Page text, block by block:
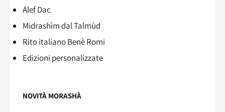
Alef Dac
Midrashìm dal Talmùd
Rito italiano Benè Romi​
Edizioni personalizzate
NOVITÀ MORASHÀ